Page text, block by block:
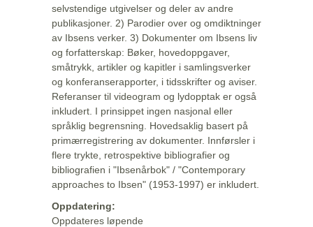
selvstendige utgivelser og deler av andre
publikasjoner. 2) Parodier over og omdiktninger
av Ibsens verker. 3) Dokumenter om Ibsens liv
og forfatterskap: Bøker, hovedoppgaver,
småtrykk, artikler og kapitler i samlingsverker
og konferanserapporter, i tidsskrifter og aviser.
Referanser til videogram og lydopptak er også
inkludert. I prinsippet ingen nasjonal eller
språklig begrensning. Hovedsaklig basert på
primærregistrering av dokumenter. Innførsler i
flere trykte, retrospektive bibliografier og
bibliografien i "Ibsenårbok" / "Contemporary
approaches to Ibsen" (1953-1997) er inkludert.
Oppdatering:
Oppdateres løpende